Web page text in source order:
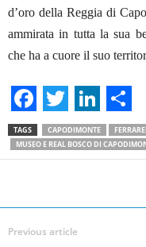
d’oro della Reggia di
ammirata in tutta la sua
che ha a cuore il suo
F
a
e
b
T
w
t
t
L
i
k
e
S
h
r
TAGS CAPODIMONTE
MUSEO E REAL BOSCO DI
Previous article